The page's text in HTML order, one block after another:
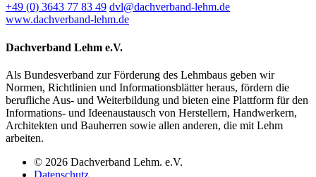
+49 (0) 3643 77 83 49 dvl@dachverband-lehm.de
www.dachverband-lehm.de
Dachverband Lehm e.V.
Als Bundesverband zur Förderung des Lehmbaus geben wir
Normen, Richtlinien und Informationsblätter heraus, fördern die
berufliche Aus- und Weiterbildung und bieten eine Plattform für den
Informations- und Ideenaustausch von Herstellern, Handwerkern,
Architekten und Bauherren sowie allen anderen, die mit Lehm
arbeiten.
© 2026 Dachverband Lehm. e.V.
Datenschutz